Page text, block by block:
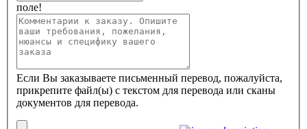
поле!
Если Вы заказываете письменный перевод, пожалуйста,
прикрепите файл(ы) с текстом для перевода или сканы
документов для перевода.